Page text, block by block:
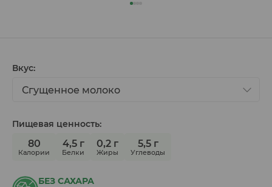
Вкус:
Сгущенное молоко
Пищевая ценность:
80
Калории
4,5 г
Белки
0,2 г
Жиры
5,5 г
Углеводы
БЕЗ САХАРА